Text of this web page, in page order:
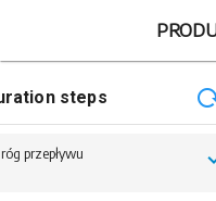
steps
przepływu